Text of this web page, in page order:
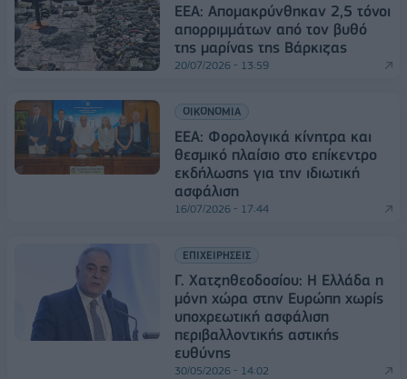
ΕΕΑ: Απομακρύνθηκαν 2,5 τόνοι
απορριμμάτων από τον βυθό
της μαρίνας της Βάρκιζας
20/07/2026 - 13:59
ΟΙΚΟΝΟΜΙΑ
ΕΕΑ: Φορολογικά κίνητρα και
θεσμικό πλαίσιο στο επίκεντρο
εκδήλωσης για την ιδιωτική
ασφάλιση
16/07/2026 - 17:44
ΕΠΙΧΕΙΡΗΣΕΙΣ
Γ. Χατζηθεοδοσίου: Η Ελλάδα η
μόνη χώρα στην Ευρώπη χωρίς
υποχρεωτική ασφάλιση
περιβαλλοντικής αστικής
ευθύνης
30/05/2026 - 14:02